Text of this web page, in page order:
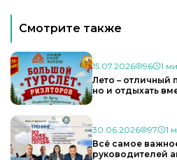
Смотрите также
15.07.2026 96
1
Лето – отличный
но и отдыхать
30.06.2026 97
1
Всё самое
руководителей